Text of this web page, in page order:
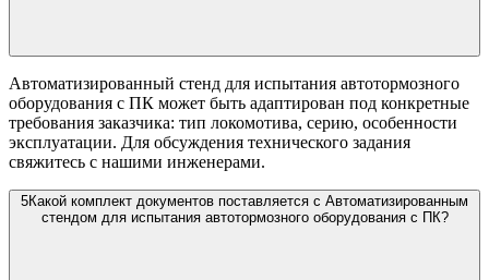
Автоматизированный стенд для испытания автотормозного
оборудования с ПК может быть адаптирован под конкретные
требования заказчика: тип локомотива, серию, особенности
эксплуатации. Для обсуждения технического задания
свяжитесь с нашими инженерами.
5Какой комплект документов поставляется с Автоматизированным
стендом для испытания автотормозного оборудования с ПК?